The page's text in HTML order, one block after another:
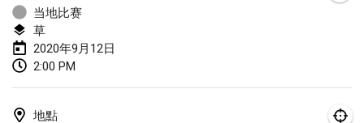
当地比赛
草
2020年9月12日
2:00 PM
地點
2020年1月12日
Ystävyysturnaus
2020年1月18日